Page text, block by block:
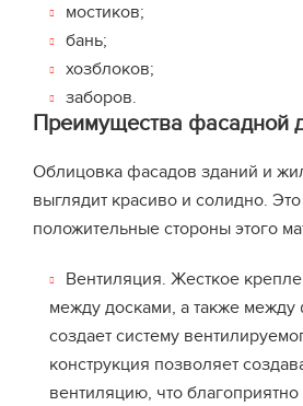
мостиков;
бань;
хозблоков;
заборов.
Преимущества фасадной
Облицовка фасадов зданий и
выглядит красиво и солидно.
положительные стороны этого
Вентиляция. Жесткое
между досками, а также между
создает систему
конструкция позволяет
вентиляцию, что